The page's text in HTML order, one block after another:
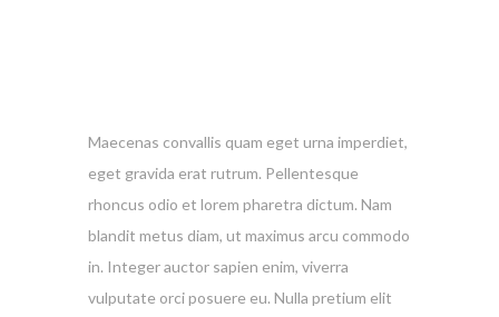
Maecenas convallis quam eget urna imperdiet,
eget gravida erat rutrum. Pellentesque
rhoncus odio et lorem pharetra dictum. Nam
blandit metus diam, ut maximus arcu commodo
in. Integer auctor sapien enim, viverra
vulputate orci posuere eu. Nulla pretium elit